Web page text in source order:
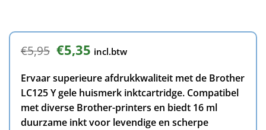
€5,95 Oorspronkelijke
prijs
was:
€5,95.
€5,35Huidige
prijs
€5,35.
incl.btw
Ervaar superieure afdrukkwaliteit met de Brother
LC125 Y gele huismerk inktcartridge. Compatibel
met diverse Brother-printers en biedt 16 ml
duurzame inkt voor levendige en scherpe